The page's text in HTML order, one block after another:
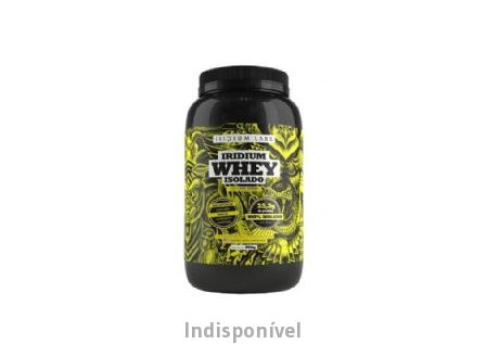
Indisponível